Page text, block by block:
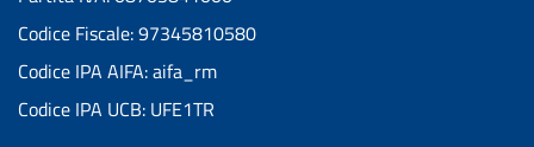
Codice Fiscale: 97345810580
Codice IPA AIFA: aifa_rm
Codice IPA UCB: UFE1TR